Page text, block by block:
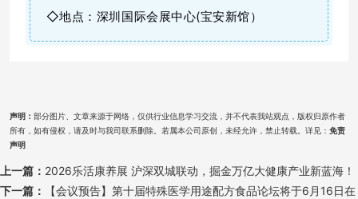
◇地点：深圳国际会展中心(宝安新馆）
声明： 部分图片、文章来源于网络，仅供行业信息学习交流，并不代表我站观点，版权归原作者
所有，如有侵权，请及时与我司联系删除。若属本公司原创，未经允许，禁止转载。详见： 免责
声明
上一篇： 2026乐活康养展 沪深双城联动，掘金万亿大健康产业新蓝海！
下一篇：
【会议预告】第十届特殊医学用途配方食品论坛将于6月16日在